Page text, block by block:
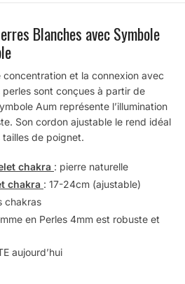
Blanches avec Symbole
et la connexion avec
sont conçues à partir de
Aum représente l’illumination
Son cordon ajustable le rend idéal
de poignet.
chakra : pierre naturelle
chakra : 17-24cm (ajustable)
chakras
en Perles 4mm est robuste et
aujourd’hui